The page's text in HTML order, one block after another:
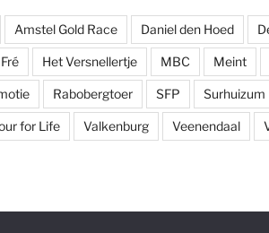
Amstel Gold Race Daniel den Hoed
Fré Het Versnellertje MBC Meint
Rabobergtoer SFP Surhuizum
for Life Valkenburg Veenendaal